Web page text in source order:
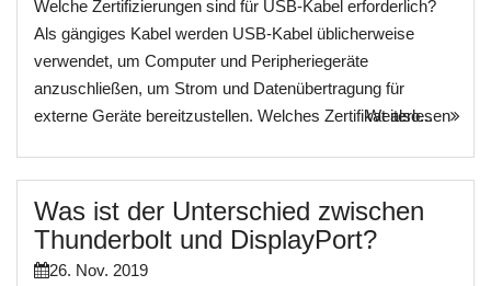
Welche Zertifizierungen sind für USB-Kabel erforderlich?
Als gängiges Kabel werden USB-Kabel üblicherweise
verwendet, um Computer und Peripheriegeräte
anzuschließen, um Strom und Datenübertragung für
externe Geräte bereitzustellen. Welches Zertifikat also...
Weiterlesen
Was ist der Unterschied zwischen
Thunderbolt und DisplayPort?
26. Nov. 2019